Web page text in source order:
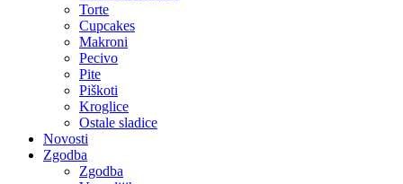
Torte
Cupcakes
Makroni
Pecivo
Pite
Piškoti
Kroglice
Ostale sladice
Novosti
Zgodba
Zgodba